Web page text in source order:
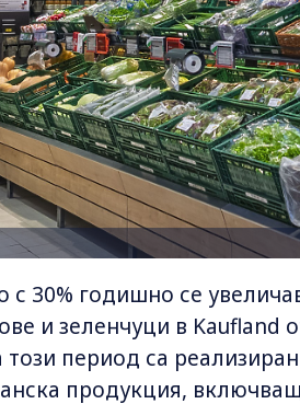
с 30% годишно се
и зеленчуци в Kaufland
този период са
продукция,